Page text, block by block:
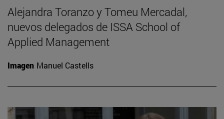
Alejandra Toranzo y Tomeu Mercadal,
nuevos delegados de ISSA School of
Applied Management
Imagen Manuel Castells